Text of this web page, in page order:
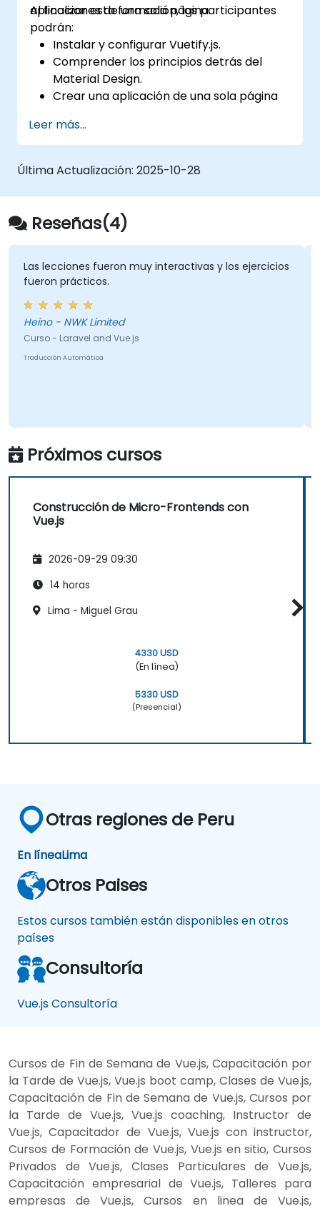
aplicaciones de una sola página.
Al finalizar esta formación, los participantes
podrán:
Instalar y configurar Vuetify.js.
Comprender los principios detrás del
Material Design.
Crear una aplicación de una sola página
utilizando Vue.js y Vuetify.js.
Leer más...
Última Actualización: 2025-10-28
Reseñas(4)
Las lecciones fueron muy interactivas y los ejercicios
fueron prácticos.
Heino - NWK Limited
Curso - Laravel and Vue.js
Traducción Automática
Próximos cursos
Construcción de Micro-Frontends con
Vue.js
2026-09-29 09:30
14 horas
Lima - Miguel Grau
4330 USD
(En línea)
5330 USD
(Presencial)
Otras regiones de Peru
En líneaLima
Otros Paises
Estos cursos también están disponibles en otros
países
Consultoría
Vue.js Consultoría
Cursos de Fin de Semana de Vue.js, Capacitación por
la Tarde de Vue.js, Vue.js boot camp, Clases de Vue.js,
Capacitación de Fin de Semana de Vue.js, Cursos por
la Tarde de Vue.js, Vue.js coaching, Instructor de
Vue.js, Capacitador de Vue.js, Vue.js con instructor,
Cursos de Formación de Vue.js, Vue.js en sitio, Cursos
Privados de Vue.js, Clases Particulares de Vue.js,
Capacitación empresarial de Vue.js, Talleres para
empresas de Vue.js, Cursos en linea de Vue.js,